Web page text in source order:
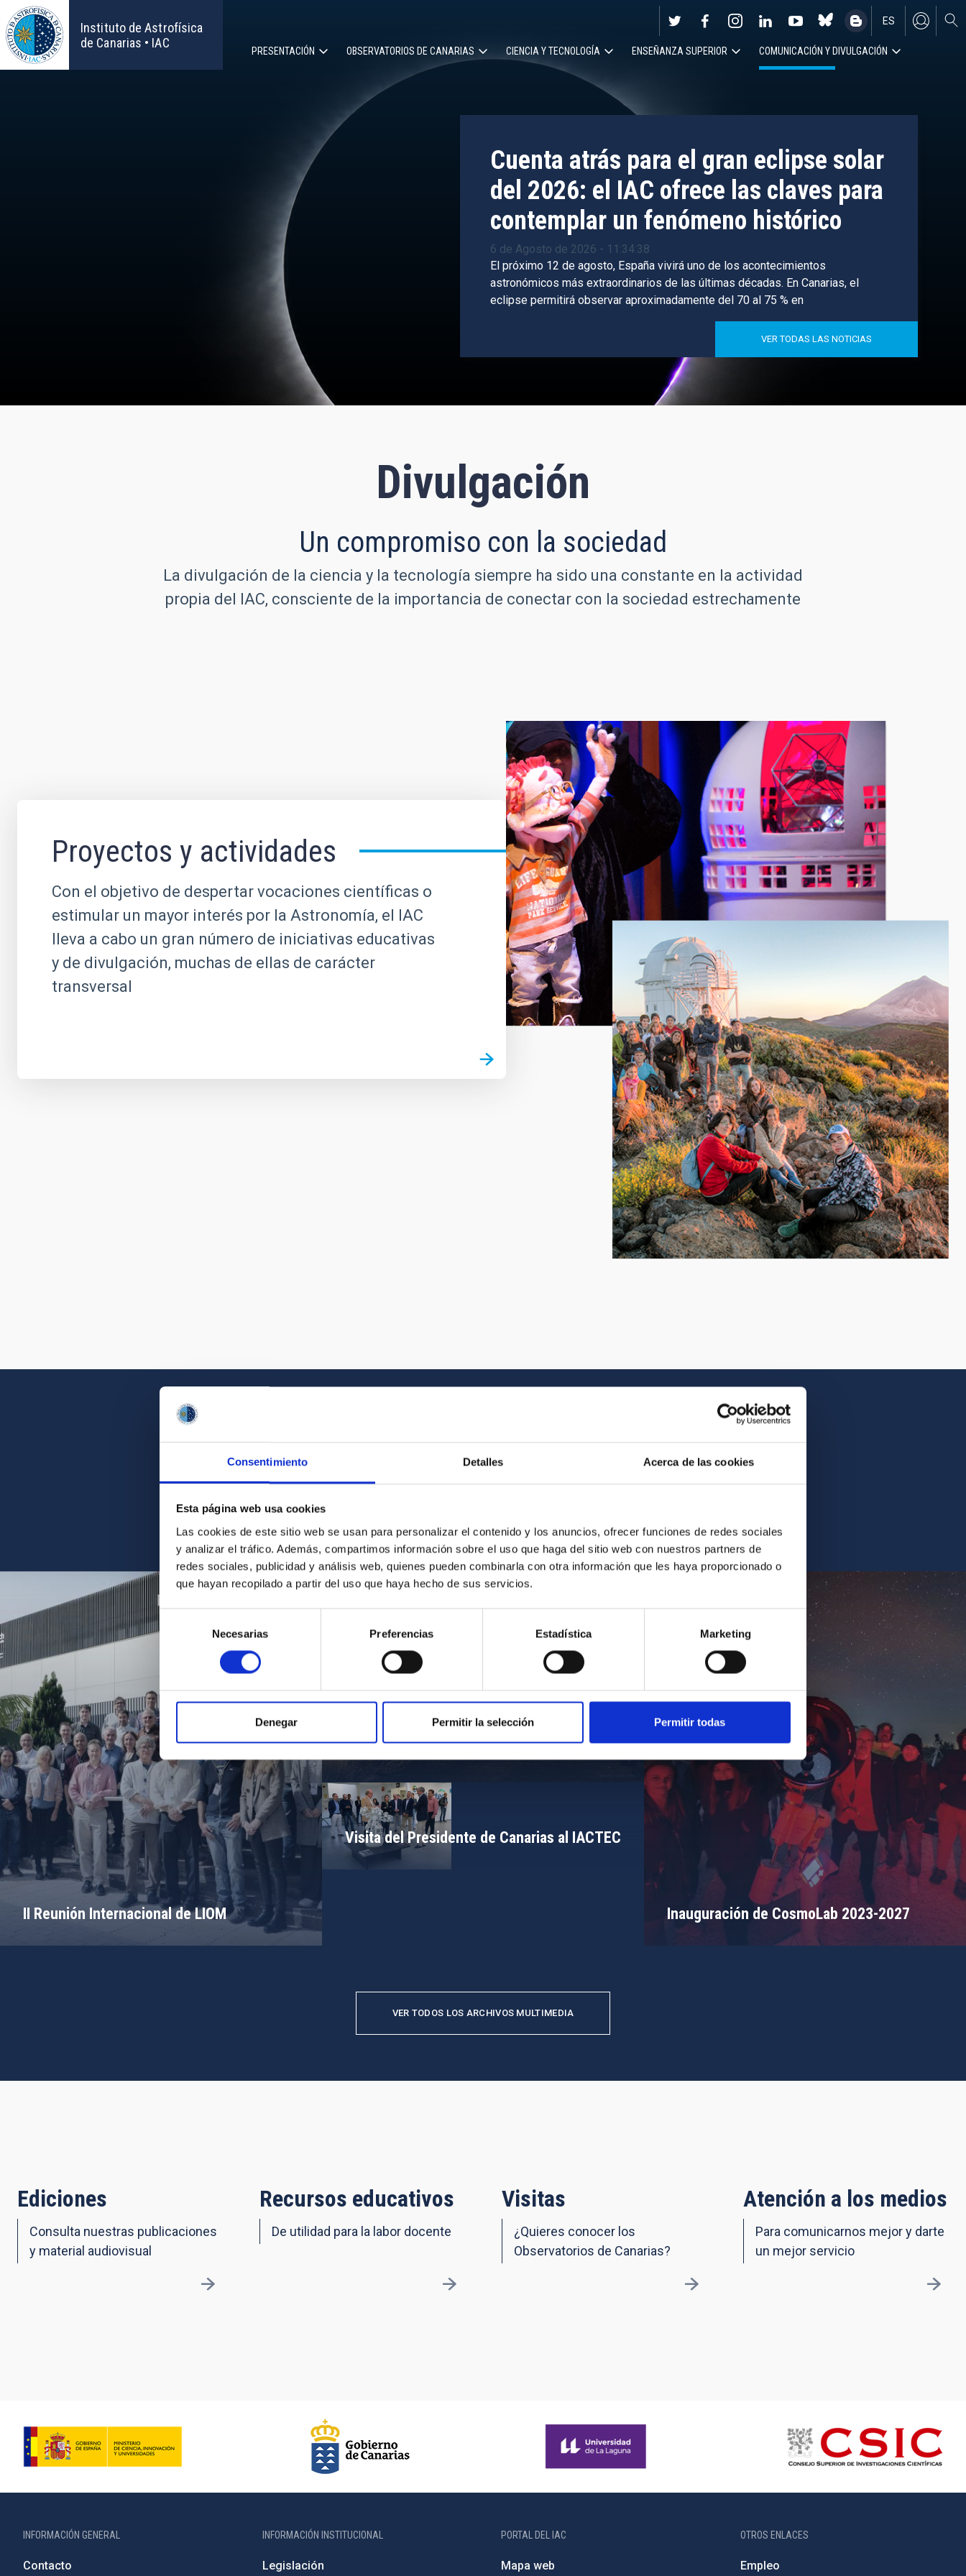
Consentimiento Detalles Acerca de las cookies
Esta página web usa cookies
Las cookies de este sitio web se usan para personalizar el contenido y los anuncios, ofrecer funciones de redes sociales
y analizar el tráfico. Además, compartimos información sobre el uso que haga del sitio web con nuestros partners de
redes sociales, publicidad y análisis web, quienes pueden combinarla con otra información que les haya proporcionado o
que hayan recopilado a partir del uso que haya hecho de sus servicios.
de
consentimiento
Necesarias Preferencias Estadística Marketing
Denegar Permitir la selección Permitir todas
Pasar
al
contenido
principal
Instituto de Astrofísica
de Canarias • IAC
EN
ES
PRESENTACIÓN OBSERVATORIOS DE CANARIAS CIENCIA Y TECNOLOGÍA ENSEÑANZA SUPERIOR COMUNICACIÓN Y DIVULGACIÓN
Cuenta atrás para el gran eclipse solar
del 2026: el IAC ofrece las claves para
contemplar un fenómeno histórico
6 de Agosto de 2026 - 11:34:38
El próximo 12 de agosto, España vivirá uno de los acontecimientos
astronómicos más extraordinarios de las últimas décadas. En Canarias, el
eclipse permitirá observar aproximadamente del 70 al 75 % en
VER TODAS LAS NOTICIAS
Divulgación
Un compromiso con la sociedad
La divulgación de la ciencia y la tecnología siempre ha sido una constante en la actividad
propia del IAC, consciente de la importancia de conectar con la sociedad estrechamente
Proyectos y actividades
Con el objetivo de despertar vocaciones científicas o
estimular un mayor interés por la Astronomía, el IAC
lleva a cabo un gran número de iniciativas educativas
y de divulgación, muchas de ellas de carácter
transversal
Galería multimedia
II Reunión Internacional de LIOM Inauguración de CosmoLab 2023-2027
Visita del Presidente de Canarias al IACTEC
VER TODOS LOS ARCHIVOS MULTIMEDIA
Ediciones
Consulta nuestras publicaciones
y material audiovisual
Recursos educativos
De utilidad para la labor docente
Visitas
¿Quieres conocer los
Observatorios de Canarias?
Atención a los medios
Para comunicarnos mejor y darte
un mejor servicio
INFORMACIÓN GENERAL
Contacto
INFORMACIÓN INSTITUCIONAL
Legislación
PORTAL DEL IAC
Mapa web
OTROS ENLACES
Empleo